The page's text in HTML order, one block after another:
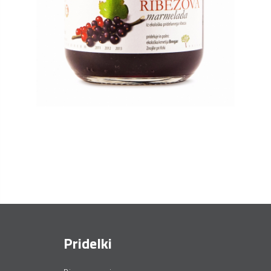
Pridelki